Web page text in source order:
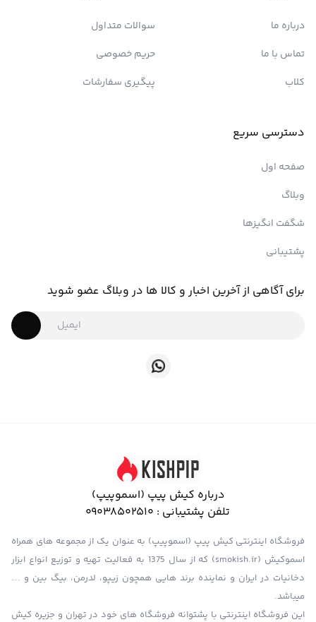
درباره ما
تماس با ما
کلاب
سوالات متداول
حریم خصوصی
پیگیری سفارشات
دسترسی سریع
صفحه اول
وبلاگ
شگفت انگیزها
پشتیبانی
برای آگاهی از آخرین اخبار و کالا ها در وبلاگ عضو شوید
درباره کیش پیپ (اسموپیپ)
تلفن پشتیبانی : 09038502510
فروشگاه اینترنتی کیش پیپ (اسموپیپ) به عنوان یک از مجموعه های همراه
اسموکیش (smokish.ir) که از سال 1375 به فعالیت تهیه و توزیع انواع ابزار
دخانیات در ایران و نماینده برند هایی همچون زیپو، لدرمن، بیگ بین و …
میباشد.
این فروشگاه اینترنتی با پشتوانه فروشگاه های خود در تهران و جزیره کیش